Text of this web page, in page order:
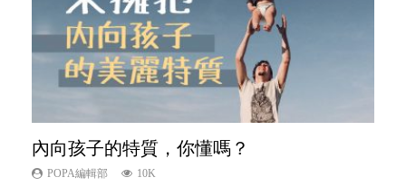
內向孩子的特質，你懂嗎？
POPA編輯部 10K
夫妻必看！經營婚姻，沒捷徑
POPA編輯部 22.9K
想孩子學好外語，點做好？
POPA編輯部 9.9K
孩子能力天注定？
POPA編輯部 7.9K
愛孩子也別忘了愛自己，父母如何關顧自
己的身心靈？